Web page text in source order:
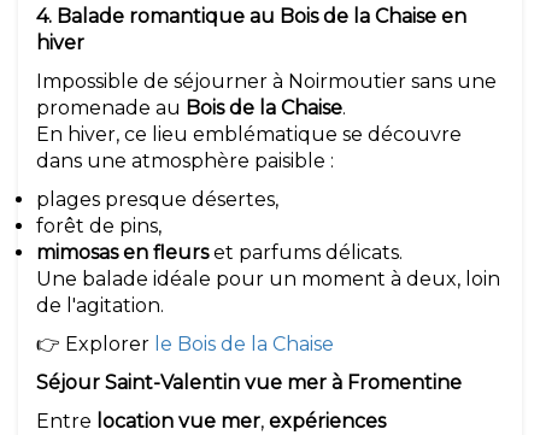
4. Balade romantique au Bois de la Chaise en
hiver
Impossible de séjourner à Noirmoutier sans une
promenade au Bois de la Chaise.
En hiver, ce lieu emblématique se découvre
dans une atmosphère paisible :
plages presque désertes,
forêt de pins,
mimosas en fleurset parfums délicats.
Une balade idéale pour un moment à deux, loin
de l'agitation.
👉 Explorer le Bois de la Chaise
Séjour Saint-Valentin vue mer à Fromentine
Entre location vue mer, expériences